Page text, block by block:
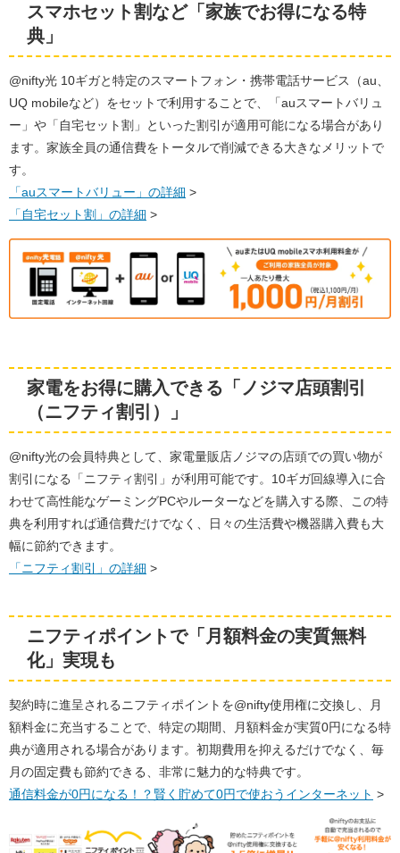
スマホセット割など「家族でお得になる特
典」
@nifty光 10ギガと特定のスマートフォン・携帯電話サービス（au、
UQ mobileなど）をセットで利用することで、「auスマートバリュ
ー」や「自宅セット割」といった割引が適用可能になる場合があり
ます。家族全員の通信費をトータルで削減できる大きなメリットで
す。
「auスマートバリュー」の詳細 >
「自宅セット割」の詳細 >
家電をお得に購入できる「ノジマ店頭割引
（ニフティ割引）」
@nifty光の会員特典として、家電量販店ノジマの店頭での買い物が
割引になる「ニフティ割引」が利用可能です。10ギガ回線導入に合
わせて高性能なゲーミングPCやルーターなどを購入する際、この特
典を利用すれば通信費だけでなく、日々の生活費や機器購入費も大
幅に節約できます。
「ニフティ割引」の詳細 >
ニフティポイントで「月額料金の実質無料
化」実現も
契約時に進呈されるニフティポイントを@nifty使用権に交換し、月
額料金に充当することで、特定の期間、月額料金が実質0円になる特
典が適用される場合があります。初期費用を抑えるだけでなく、毎
月の固定費も節約できる、非常に魅力的な特典です。
通信料金が0円になる！？賢く貯めて0円で使おうインターネット >